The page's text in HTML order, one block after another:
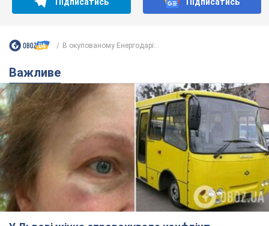
У Львові жінка спровокувала конфлікт,
розмовляючи російською мовою у маршрутці:
поліція склала адмінпротокол. Відео
На місце події прибули патрульні поліцейські та слідчо-
оперативна група
9,9 т.
"Воюють, бо дурні": у Чернівцях